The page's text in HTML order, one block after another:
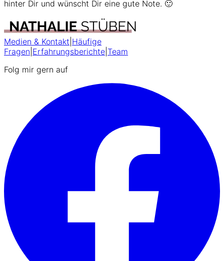
hinter Dir und wünscht Dir eine gute Note. 🙂
Medien & Kontakt Häufige
Fragen Erfahrungsberichte Team
Folg mir gern auf